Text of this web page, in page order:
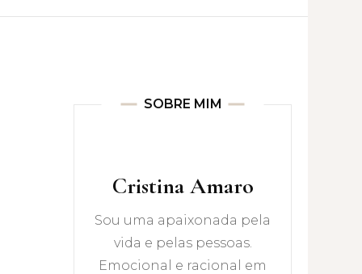
SOBRE MIM
Cristina Amaro
Sou uma apaixonada pela
vida e pelas pessoas.
Emocional e racional em